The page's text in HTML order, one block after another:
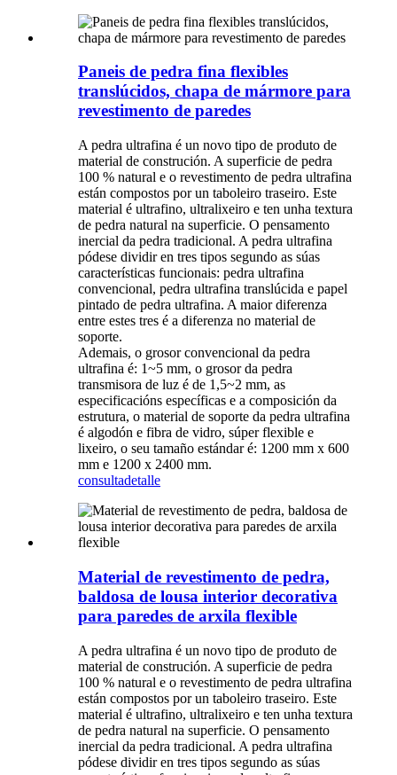
Paneis de pedra fina flexibles
translúcidos, chapa de mármore para
revestimento de paredes
A pedra ultrafina é un novo tipo de produto de
material de construción. A superficie de pedra
100 % natural e o revestimento de pedra ultrafina
están compostos por un taboleiro traseiro. Este
material é ultrafino, ultralixeiro e ten unha textura
de pedra natural na superficie. O pensamento
inercial da pedra tradicional. A pedra ultrafina
pódese dividir en tres tipos segundo as súas
características funcionais: pedra ultrafina
convencional, pedra ultrafina translúcida e papel
pintado de pedra ultrafina. A maior diferenza
entre estes tres é a diferenza no material de
soporte.
Ademais, o grosor convencional da pedra
ultrafina é: 1~5 mm, o grosor da pedra
transmisora ​​de luz é de 1,5~2 mm, as
especificacións específicas e a composición da
estrutura, o material de soporte da pedra ultrafina
é algodón e fibra de vidro, súper flexible e
lixeiro, o seu tamaño estándar é: 1200 mm x 600
mm e 1200 x 2400 mm.
consultadetalle
Material de revestimento de pedra,
baldosa de lousa interior decorativa
para paredes de arxila flexible
A pedra ultrafina é un novo tipo de produto de
material de construción. A superficie de pedra
100 % natural e o revestimento de pedra ultrafina
están compostos por un taboleiro traseiro. Este
material é ultrafino, ultralixeiro e ten unha textura
de pedra natural na superficie. O pensamento
inercial da pedra tradicional. A pedra ultrafina
pódese dividir en tres tipos segundo as súas